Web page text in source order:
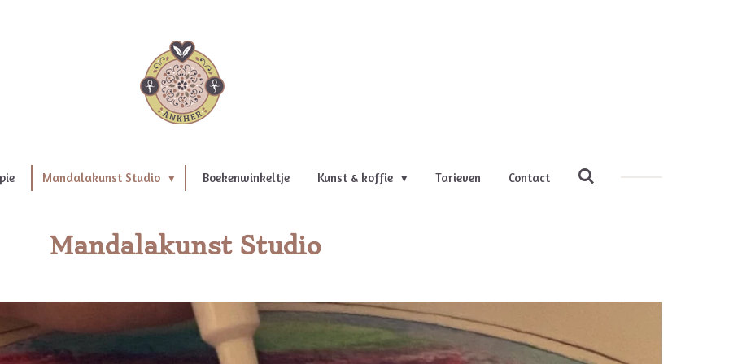
Mandalakunst Studio Boekenwinkeltje Kunst & koffie Tarieven Contact
Mandalakunst Studio